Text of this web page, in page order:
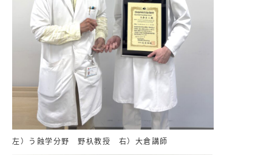
左）う蝕学分野 野杁教授 右）大倉講師